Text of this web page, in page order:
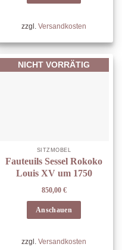
zzgl. Versandkosten
NICHT VORRÄTIG
SITZMÖBEL
Fauteuils Sessel Rokoko
Louis XV um 1750
850,00 €
Anschauen
zzgl. Versandkosten